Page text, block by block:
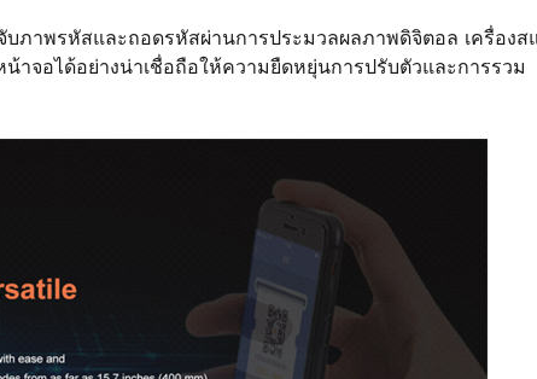
บภาพรหัสและถอดรหัสผ่านการประมวลผลภาพดิจิตอล เครื่องส
จอได้อย่างน่าเชื่อถือให้ความยืดหยุ่นการปรับตัวและการรวม